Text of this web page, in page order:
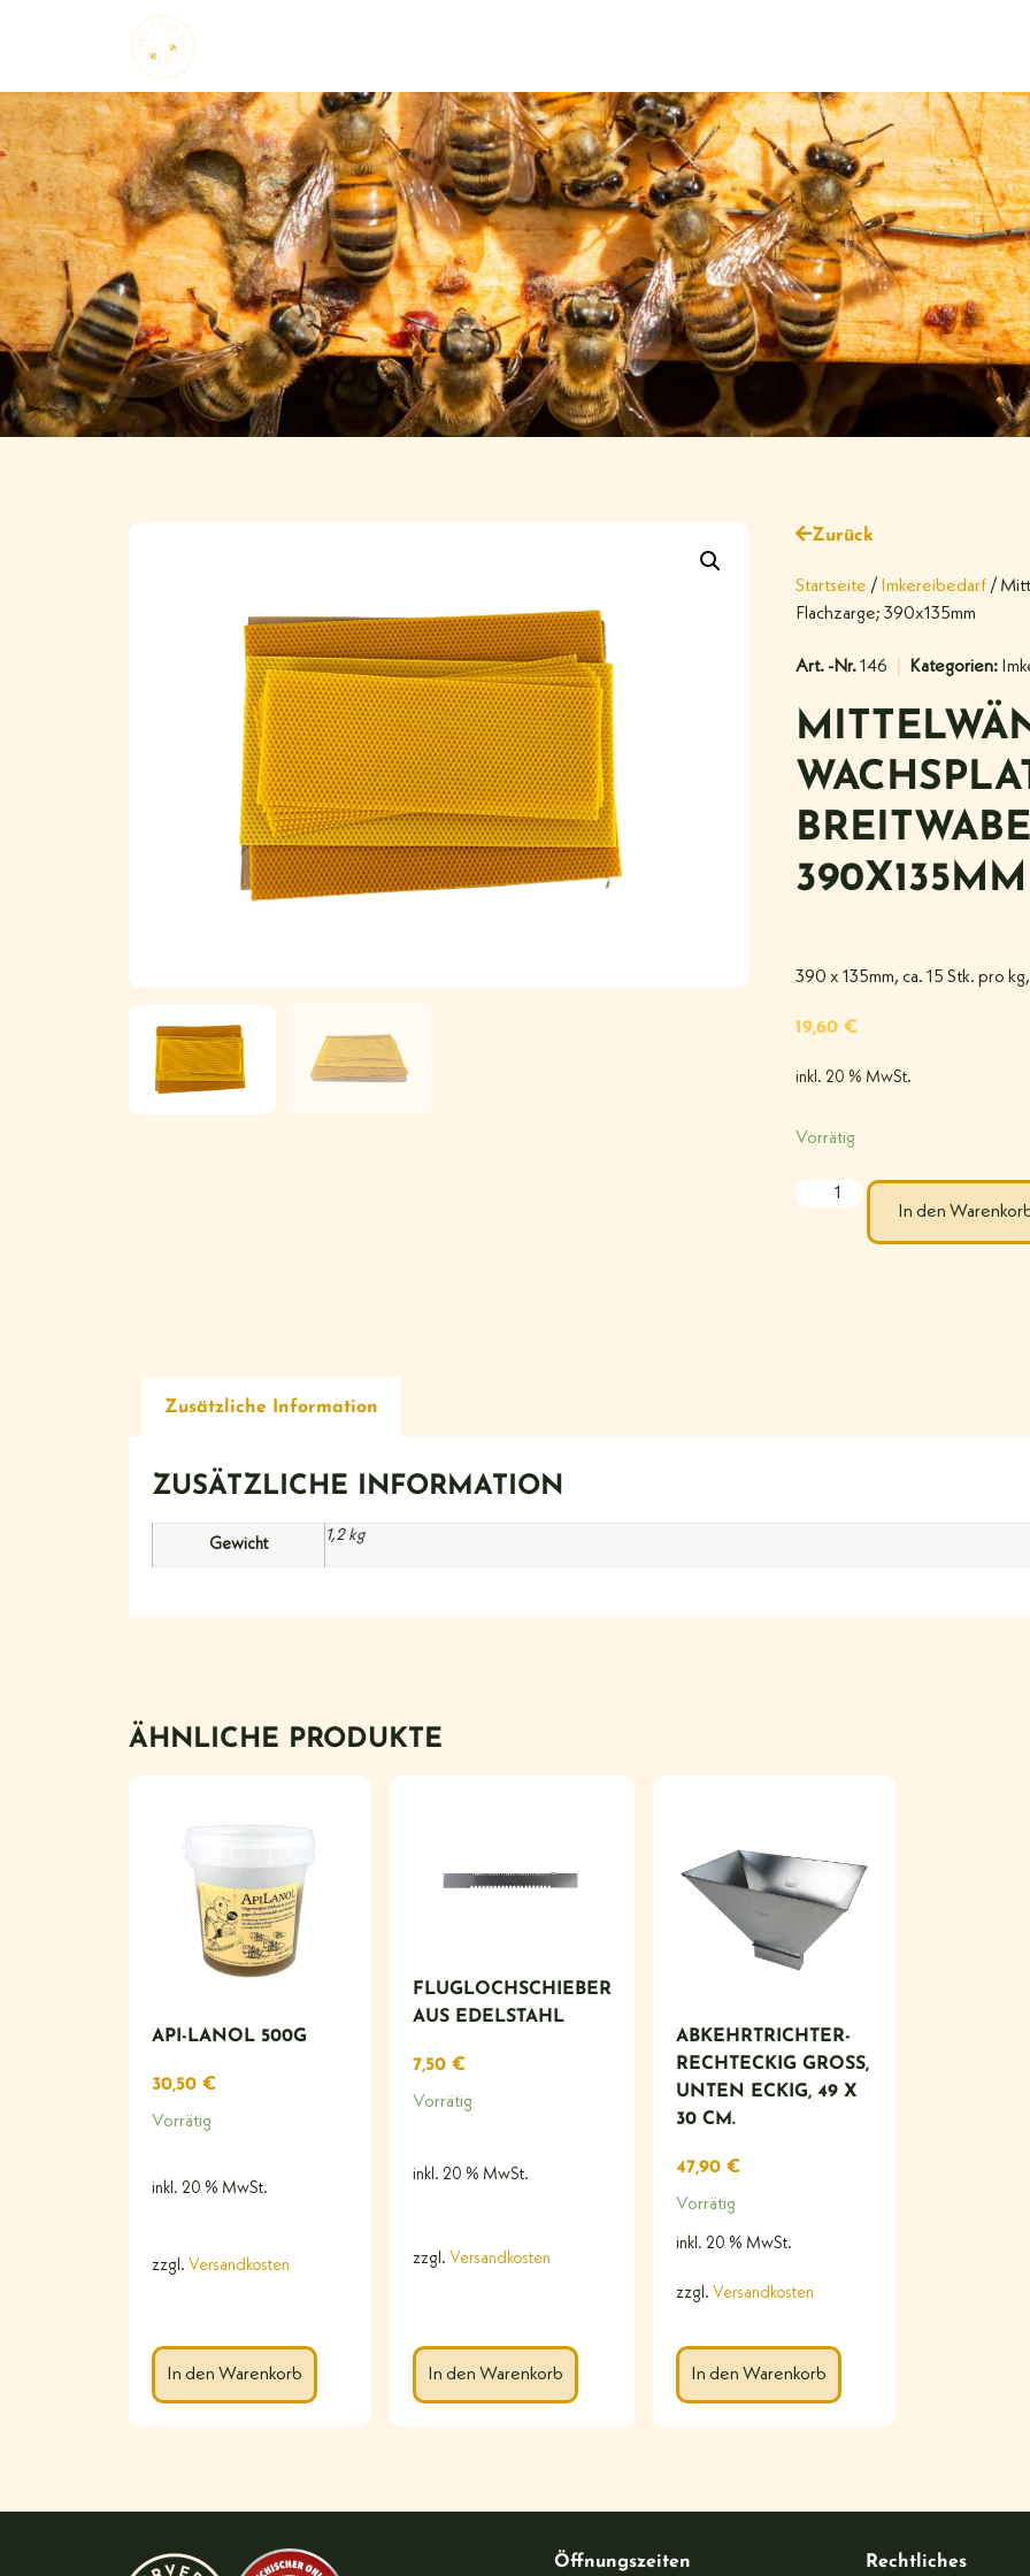
Zurück
Startseite / Imkereibedarf /
Flachzarge; 390x135mm
Art. -Nr.146 Kategorien:
390X135MM
390 x 135mm, ca. 15 Stk. pro
19,60 €
inkl. 20 % MwSt.
Vorrätig
In den
Zusätzliche Information
ZUSÄTZLICHE INFORMATION
Gewicht
1,2 kg
ÄHNLICHE PRODUKTE
API-LANOL 500G
30,50 €
Vorrätig
inkl. 20 % MwSt.
zzgl. Versandkosten
In den Warenkorb
FLUGLOCHSCHIEBER
AUS EDELSTAHL
7,50 €
Vorrätig
inkl. 20 % MwSt.
zzgl. Versandkosten
In den Warenkorb
ABKEHRTRICHTER-
RECHTECKIG GROSS, U
NTEN ECKIG, 49 X 3
0 CM.
47,90 €
Vorrätig
inkl. 20 % MwSt.
zzgl. Versandkosten
In den Warenkorb
Öffnungszeiten Rechtliches